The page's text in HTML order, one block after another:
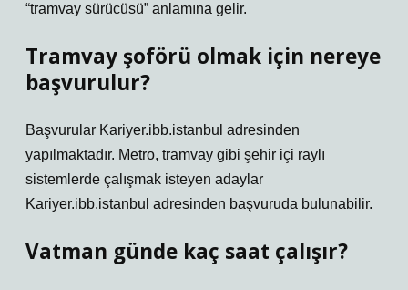
“tramvay sürücüsü” anlamına gelir.
Tramvay şoförü olmak için nereye
başvurulur?
Başvurular Kariyer.ibb.istanbul adresinden
yapılmaktadır. Metro, tramvay gibi şehir içi raylı
sistemlerde çalışmak isteyen adaylar
Kariyer.ibb.istanbul adresinden başvuruda bulunabilir.
Vatman günde kaç saat çalışır?